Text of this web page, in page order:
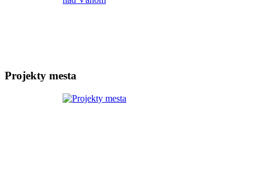
Projekty mesta